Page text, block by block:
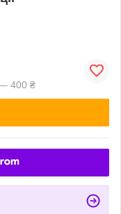
— 400 ₴